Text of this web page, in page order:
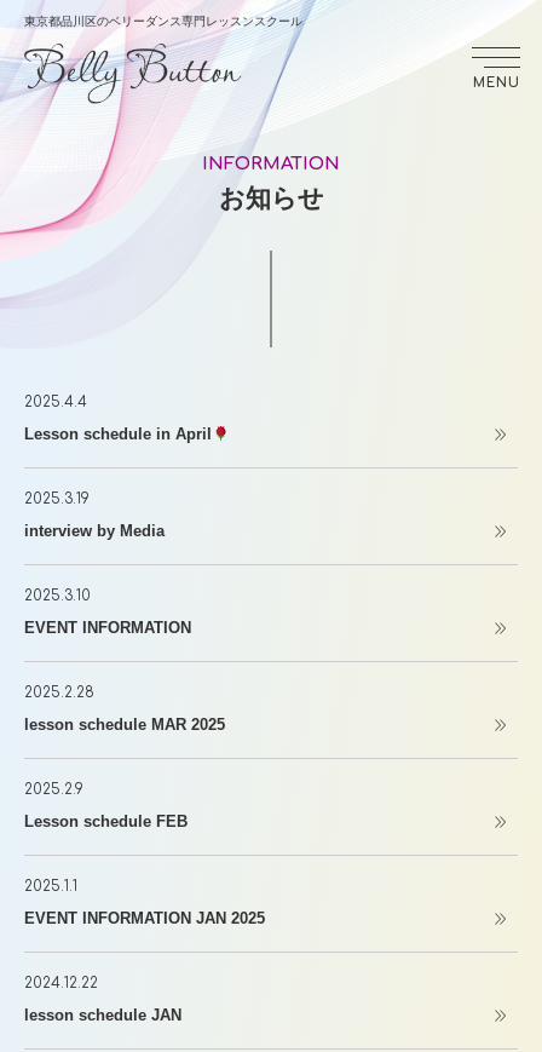
東京都品川区のベリーダンス専門レッスンスクール
MENU
INFORMATION
お知らせ
2025.4.4
Lesson schedule in April
2025.3.19
interview by Media
2025.3.10
EVENT INFORMATION
2025.2.28
lesson schedule MAR 2025
2025.2.9
Lesson schedule FEB
2025.1.1
EVENT INFORMATION JAN 2025
2024.12.22
lesson schedule JAN